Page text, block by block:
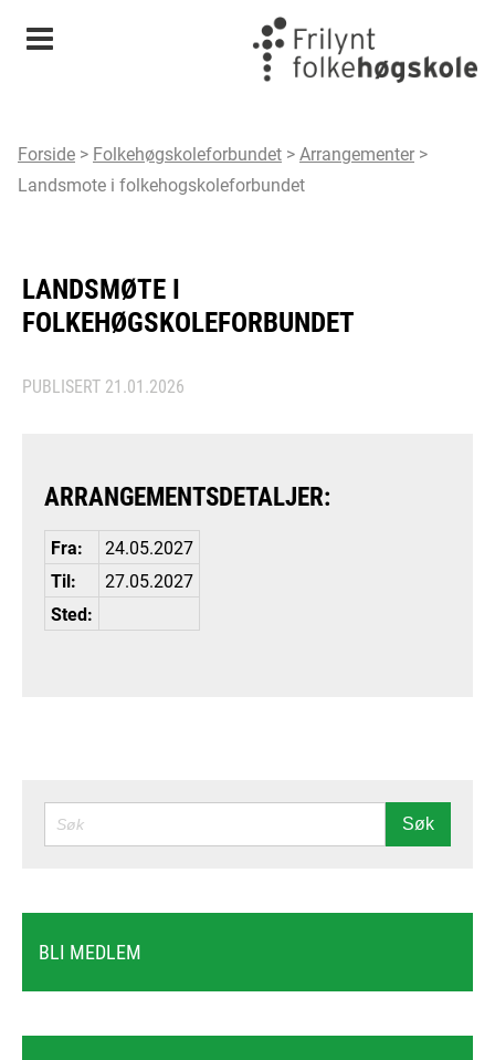
Meny
Forside > Folkehøgskoleforbundet >Arrangementer >
Landsmote i folkehogskoleforbundet
LANDSMØTE I
FOLKEHØGSKOLEFORBUNDET
PUBLISERT 21.01.2026
ARRANGEMENTSDETALJER:
Fra:
24.05.2027
Til:
27.05.2027
Sted:
SØK Søk
BLI MEDLEM